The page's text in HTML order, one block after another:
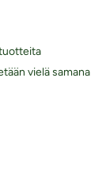
vielä samana